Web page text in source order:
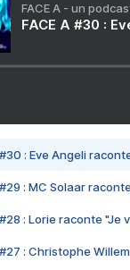
FACE A - un
FACE A #30 :
#30 : Eve Angeli
#29 : MC Solaar
#28 : Lorie raconte "Je
#27 : Christophe